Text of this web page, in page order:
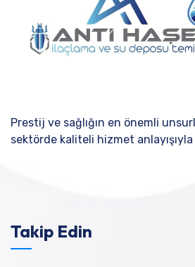
Prestij ve sağlığın en önemli
sektörde kaliteli hizmet
Takip Edin